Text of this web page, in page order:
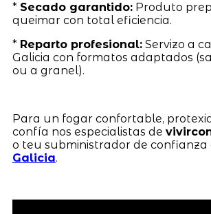
* Secado garantido:Produto
queimar con total eficiencia.
* Reparto profesional:Servizo a
Galicia con formatos adaptados
ou a granel).
Para un fogar confortable,
confía nos especialistas de
o teu subministrador de confianza
Galicia.